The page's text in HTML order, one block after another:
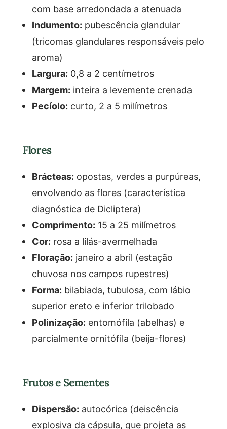
com base arredondada a atenuada
Indumento: pubescência glandular
(tricomas glandulares responsáveis pelo
aroma)
Largura: 0,8 a 2 centímetros
Margem: inteira a levemente crenada
Pecíolo: curto, 2 a 5 milímetros
Flores
Brácteas: opostas, verdes a purpúreas,
envolvendo as flores (característica
diagnóstica de Dicliptera)
Comprimento: 15 a 25 milímetros
Cor: rosa a lilás-avermelhada
Floração: janeiro a abril (estação
chuvosa nos campos rupestres)
Forma: bilabiada, tubulosa, com lábio
superior ereto e inferior trilobado
Polinização: entomófila (abelhas) e
parcialmente ornitófila (beija-flores)
Frutos e Sementes
Dispersão: autocórica (deiscência
explosiva da cápsula, que projeta as